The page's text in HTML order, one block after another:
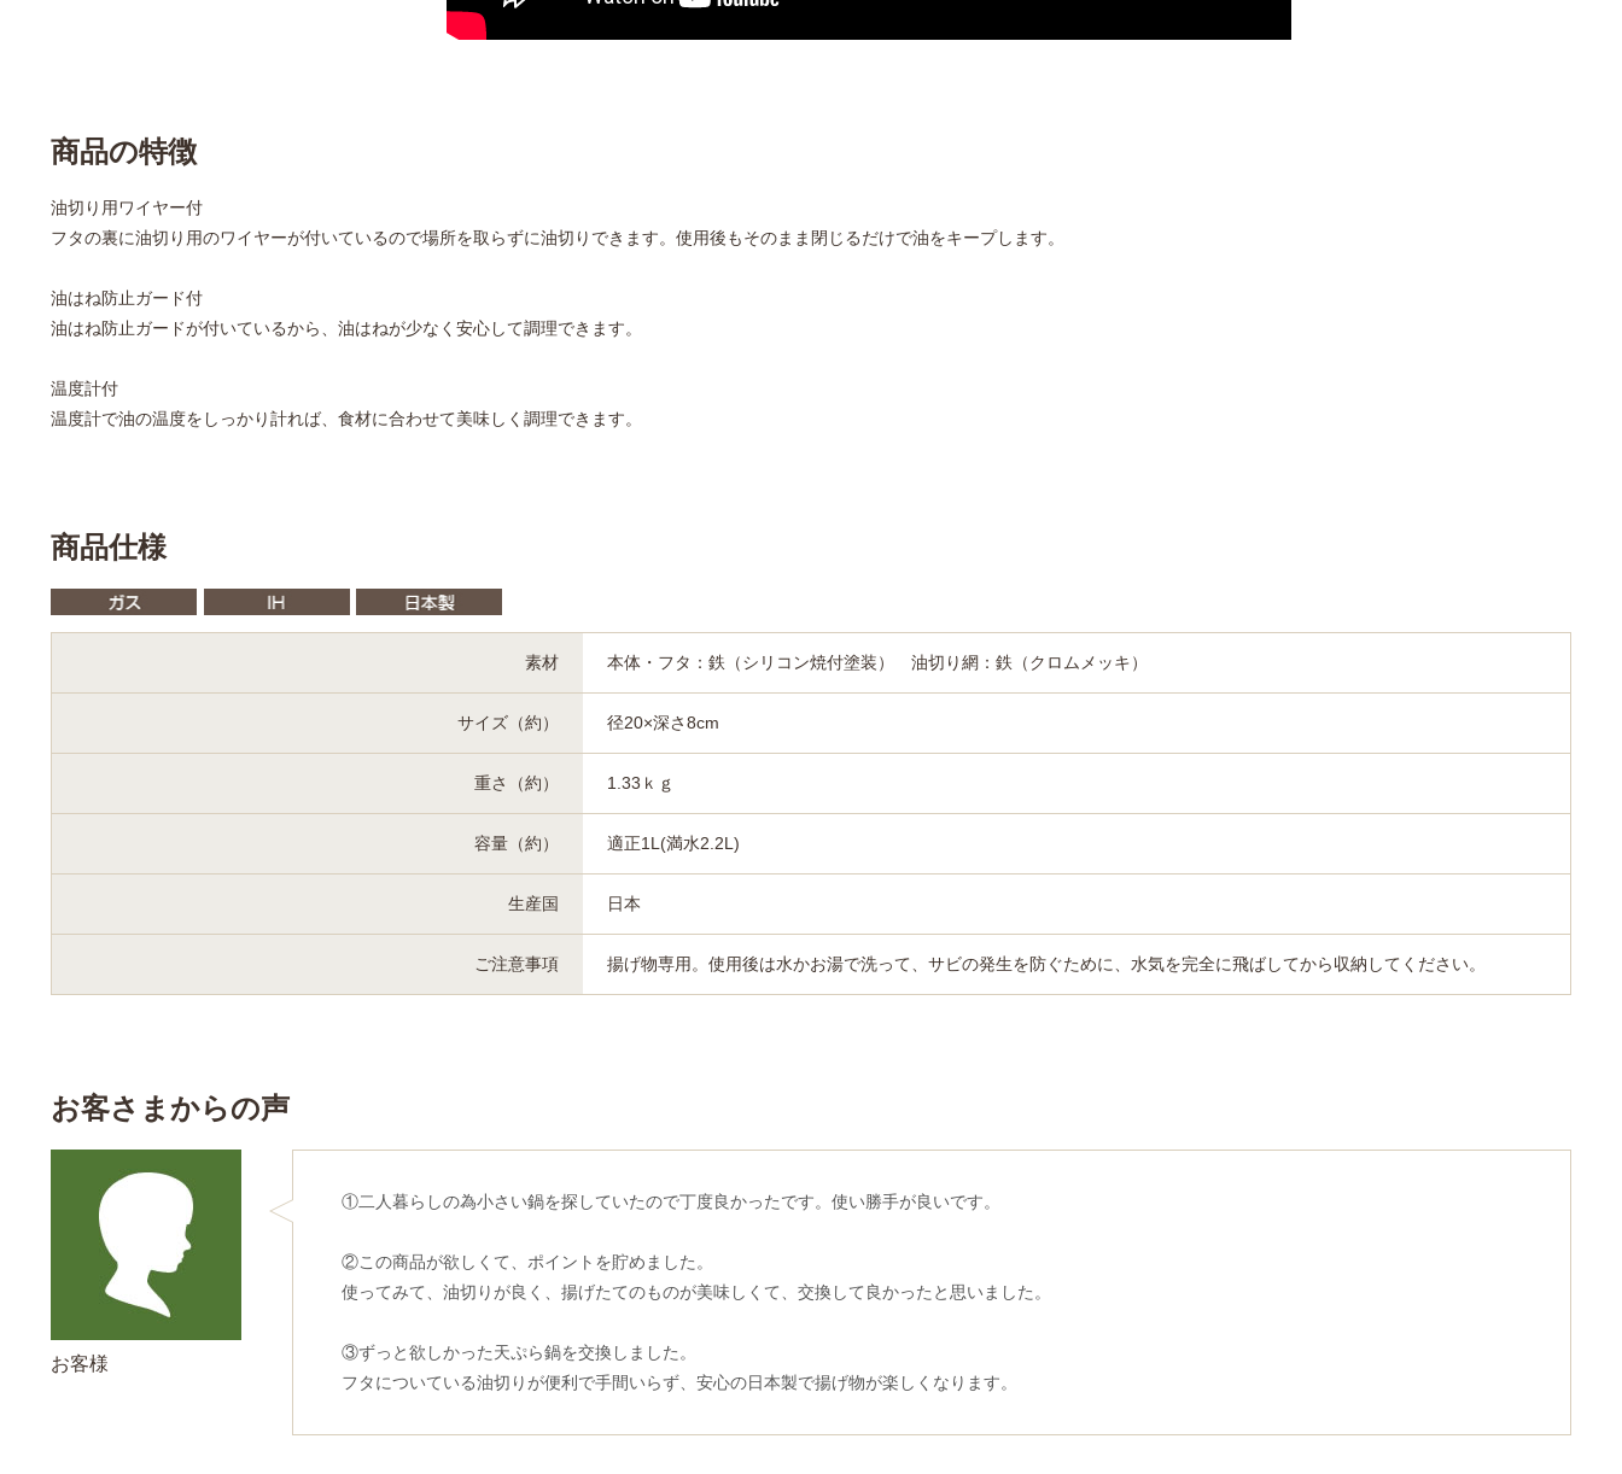
商品の特徴
油切り用ワイヤー付
フタの裏に油切り用のワイヤーが付いているので場所を取らずに油切りできます。使用後もそのまま閉じるだけで油をキープします。
油はね防止ガード付
油はね防止ガードが付いているから、油はねが少なく安心して調理できます。
温度計付
温度計で油の温度をしっかり計れば、食材に合わせて美味しく調理できます。
商品仕様
素材 本体・フタ：鉄（シリコン焼付塗装） 油切り網：鉄（クロムメッキ）
サイズ（約） 径20×深さ8cm
重さ（約） 1.33ｋｇ
容量（約） 適正1L(満水2.2L)
生産国 日本
ご注意事項 揚げ物専用。使用後は水かお湯で洗って、サビの発生を防ぐために、水気を完全に飛ばしてから収納してください。
お客さまからの声
お客様
①二人暮らしの為小さい鍋を探していたので丁度良かったです。使い勝手が良いです。
②この商品が欲しくて、ポイントを貯めました。
使ってみて、油切りが良く、揚げたてのものが美味しくて、交換して良かったと思いました。
③ずっと欲しかった天ぷら鍋を交換しました。
フタについている油切りが便利で手間いらず、安心の日本製で揚げ物が楽しくなります。